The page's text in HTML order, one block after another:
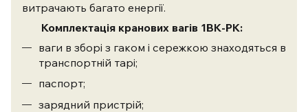
витрачають багато енергії.
Комплектація кранових вагів 1ВК-РК:
ваги в зборі з гаком і сережкою знаходяться в
транспортній тарі;
паспорт;
зарядний пристрій;